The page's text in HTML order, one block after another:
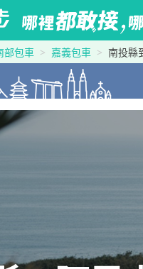
部包車 嘉義包車 南投縣